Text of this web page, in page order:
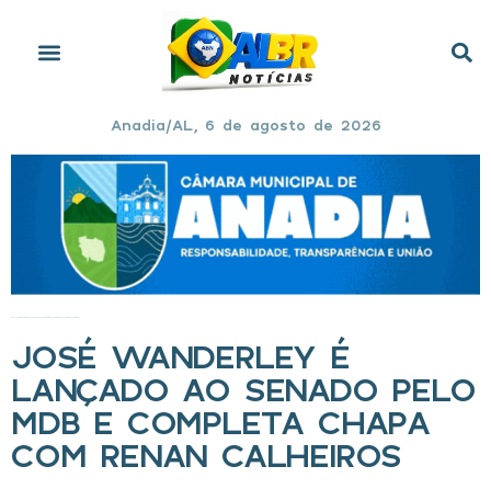
Anadia/AL, 6 de agosto de 2026
JOSÉ WANDERLEY É
LANÇADO AO SENADO PELO
MDB E COMPLETA CHAPA
COM RENAN CALHEIROS